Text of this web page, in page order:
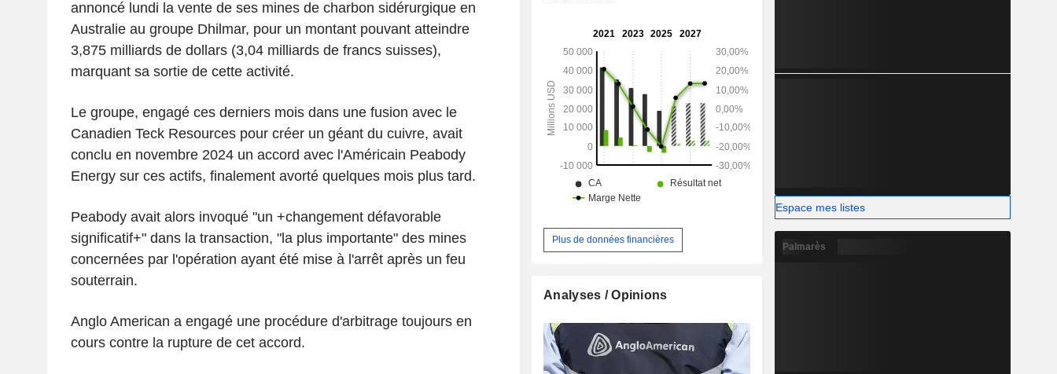
annoncé lundi la vente de ses mines de charbon sidérurgique en
Australie au groupe Dhilmar, pour un montant pouvant atteindre
3,875 milliards de dollars (3,04 milliards de francs suisses),
marquant sa sortie de cette activité.
Le groupe, engagé ces derniers mois dans une fusion avec le
Canadien Teck Resources pour créer un géant du cuivre, avait
conclu en novembre 2024 un accord avec l'Américain Peabody
Energy sur ces actifs, finalement avorté quelques mois plus tard.
Peabody avait alors invoqué "un +changement défavorable
significatif+" dans la transaction, "la plus importante" des mines
concernées par l'opération ayant été mise à l'arrêt après un feu
souterrain.
Anglo American a engagé une procédure d'arbitrage toujours en
cours contre la rupture de cet accord.
Plus de données financières
Analyses / Opinions
Espace mes listes
Palmarès